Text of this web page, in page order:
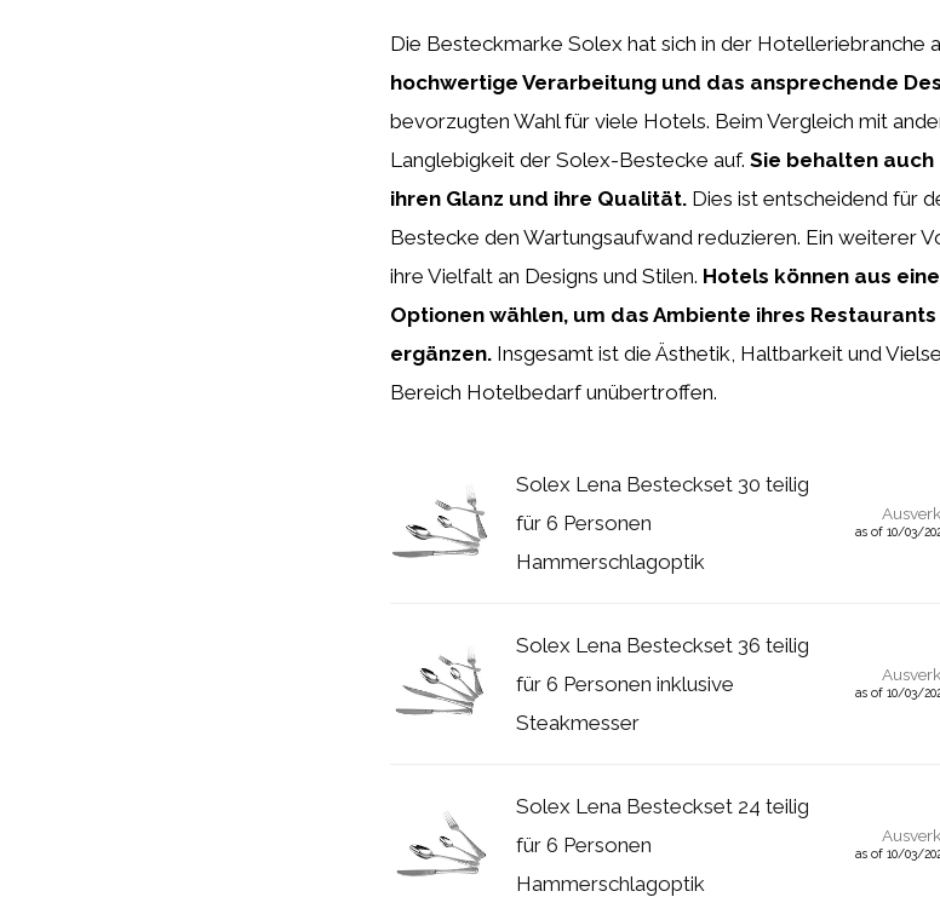
Die Besteckmarke Solex hat sich in der Hotelleriebranche
hochwertige Verarbeitung und das ansprechende
bevorzugten Wahl für viele Hotels. Beim Vergleich mit
Langlebigkeit der Solex-Bestecke auf. Sie behalten
ihren Glanz und ihre Qualität. Dies ist entscheidend für
Bestecke den Wartungsaufwand reduzieren. Ein weiterer
ihre Vielfalt an Designs und Stilen. Hotels können aus
Optionen wählen, um das Ambiente ihres
ergänzen. Insgesamt ist die Ästhetik, Haltbarkeit und
Bereich Hotelbedarf unübertroffen.
Solex Lena Besteckset 30 teilig
für 6 Personen
Hammerschlagoptik
as of 10/03/
Solex Lena Besteckset 36 teilig
für 6 Personen inklusive
Steakmesser
as of 10/03/
Solex Lena Besteckset 24 teilig
für 6 Personen
Hammerschlagoptik
as of 10/03/